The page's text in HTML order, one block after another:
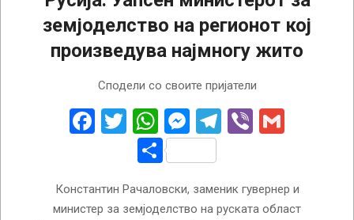
земјоделство на регионот кој
произведува најмногу жито
Сподели со своите пријатели
Facebook
Twitter
WhatsApp
Messenger
Telegram
Viber
Share
Константин Рачаловски, заменик гувернер и
министер за земјоделство на руската област